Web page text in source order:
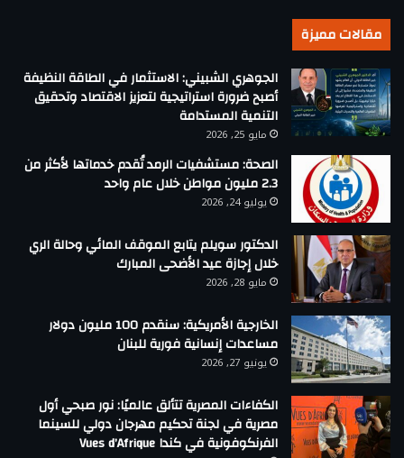
مقالات مميزة
الجوهري الشبيني: الاستثمار في الطاقة النظيفة
أصبح ضرورة استراتيجية لتعزيز الاقتصاد وتحقيق
التنمية المستدامة
مايو 25, 2026
الصحة: مستشفيات الرمد تُقدم خدماتها لأكثر من
2.3 مليون مواطن خلال عام واحد
يوليو 24, 2026
الدكتور سويلم يتابع الموقف المائي وحالة الري
خلال إجازة عيد الأضحى المبارك
مايو 28, 2026
الخارجية الأمريكية: سنقدم 100 مليون دولار
مساعدات إنسانية فورية للبنان
يونيو 27, 2026
الكفاءات المصرية تتألق عالميًا: نور صبحي أول
مصرية في لجنة تحكيم مهرجان دولي للسينما
الفرنكوفونية في كندا Vues d’Afrique